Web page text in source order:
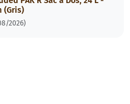
(Gris)
2026)